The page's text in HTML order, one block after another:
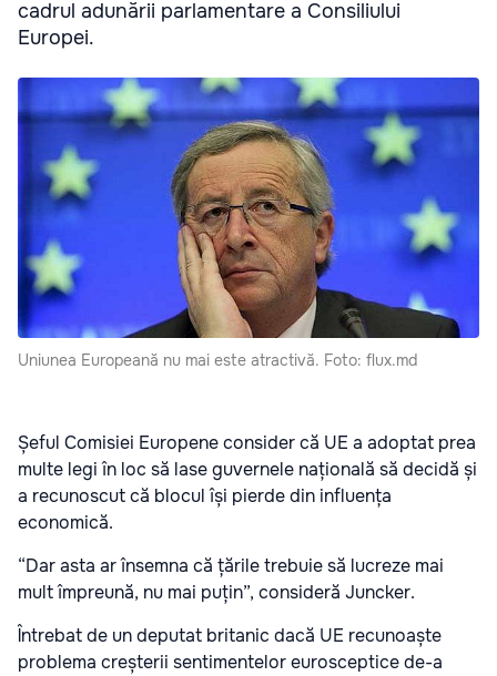
cadrul adunării parlamentare a Consiliului
Europei.
Uniunea Europeană nu mai este atractivă. Foto: flux.md
Șeful Comisiei Europene consider că UE a adoptat prea
multe legi în loc să lase guvernele națională să decidă și
a recunoscut că blocul își pierde din influența
economică.
“Dar asta ar însemna că țările trebuie să lucreze mai
mult împreună, nu mai puțin”, consideră Juncker.
Întrebat de un deputat britanic dacă UE recunoaște
problema creșterii sentimentelor eurosceptice de-a